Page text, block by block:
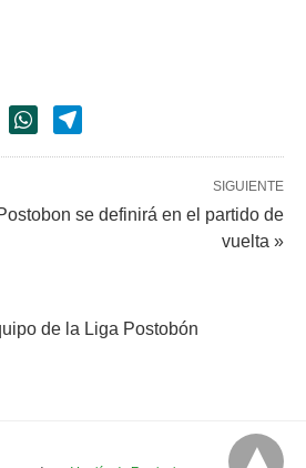
SIGUIENTE
se definirá en el partido de
vuelta »
de la Liga Postobón